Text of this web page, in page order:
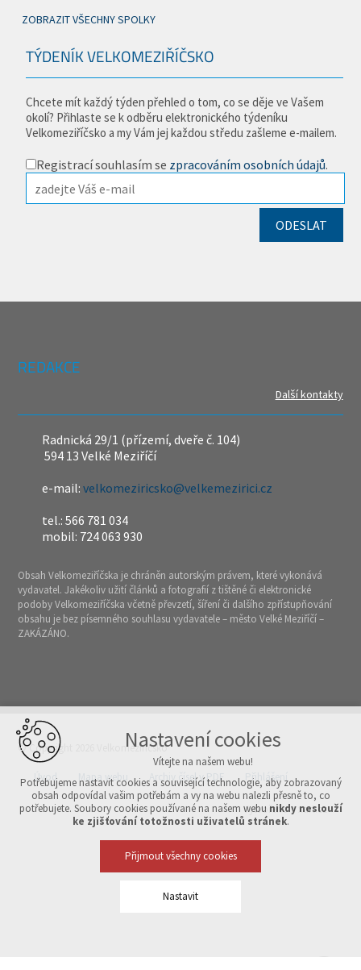
ZOBRAZIT VŠECHNY SPOLKY
TÝDENÍK VELKOMEZIŘÍČSKO
Chcete mít každý týden přehled o tom, co se děje ve Vašem
okolí? Přihlaste se k odběru elektronického týdeníku
Velkomeziříčsko a my Vám jej každou středu zašleme e-mailem.
Registrací souhlasím se zpracováním osobních údajů.
REDAKCE
Další kontakty
Radnická 29/1 (přízemí, dveře č. 104)
594 13 Velké Meziříčí
e-mail:velkomeziricsko@velkemezirici.cz
tel.: 566 781 034
mobil: 724 063 930
Obsah Velkomeziříčska je chráněn autorským právem, které vykonává
vydavatel. Jakékoliv užití článků a fotografií z tištěné či elektronické
podoby Velkomeziříčska včetně převzetí, šíření či dalšího zpřístupňování
obsahu je bez písemného souhlasu vydavatele – město Velké Meziříčí –
ZAKÁZÁNO.
© Copyright 2026 Velkomeziříčsko
Úvod Mapa webu Archiv čísel v PDF Přihlášení
Vytvořeno v xart.cz
Nastavení cookies
Vítejte na našem webu!
Potřebujeme nastavit cookies a související technologie, aby zobrazovaný
obsah odpovídal vašim potřebám a vy na webu nalezli přesně to, co
potřebujete. Soubory cookies používané na našem webu nikdy neslouží
ke zjišťování totožnosti uživatelů stránek.
Přijmout všechny cookies
Nastavit